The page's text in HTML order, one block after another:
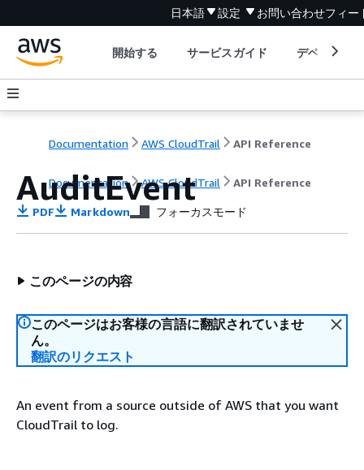
日本語 設定 お問い合わせフィー
開始する サービスガイド デベロッパ
Documentation AWS CloudTrail API Reference
Documentation AWS CloudTrail API Reference
AuditEvent
PDF Markdown フォーカスモード
このページの内容
このページはお客様の言語に翻訳されていませ
ん。
翻訳のリクエスト
An event from a source outside of AWS that you want
CloudTrail to log.